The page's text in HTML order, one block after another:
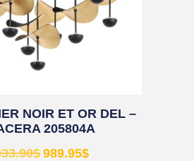
NOIR ET OR DEL –
205804A
$ 989.95$